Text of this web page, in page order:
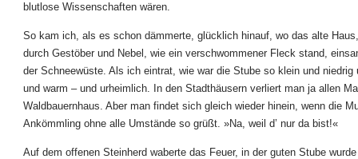
blutlose Wissenschaften wären.
So kam ich, als es schon dämmerte, glücklich hinauf, wo das alte
durch Gestöber und Nebel, wie ein verschwommener Fleck stand,
der Schneewüste. Als ich eintrat, wie war die Stube so klein und niedrig
und warm – und urheimlich. In den Stadthäusern verliert man ja allen
Waldbauernhaus. Aber man findet sich gleich wieder hinein, wenn die
Ankömmling ohne alle Umstände so grüßt. »Na, weil d’ nur da bist!«
Auf dem offenen Steinherd waberte das Feuer, in der guten Stube